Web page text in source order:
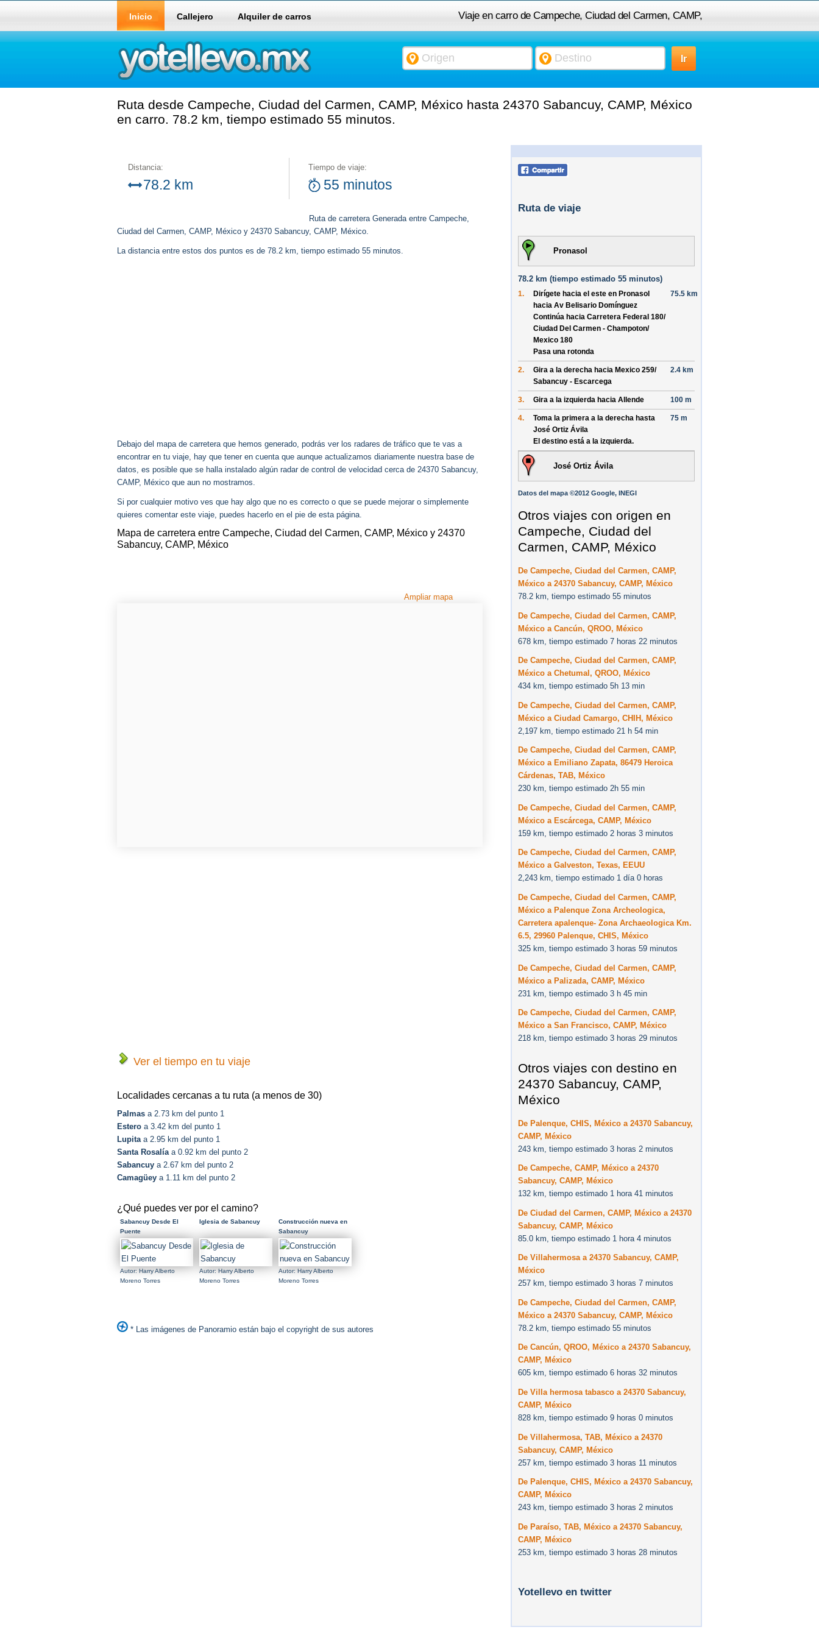
Viaje en carro de Campeche, Ciudad del Carmen, CAMP,
México a 24370 Sabancuy, CAMP, México
Inicio Callejero Alquiler de carros
Ruta desde Campeche, Ciudad del Carmen, CAMP, México hasta 24370 Sabancuy, CAMP, México
en carro. 78.2 km, tiempo estimado 55 minutos.
Distancia:
78.2 km
Tiempo de viaje:
55 minutos
Ruta de carretera Generada entre Campeche,
Ciudad del Carmen, CAMP, México y 24370 Sabancuy, CAMP, México.
La distancia entre estos dos puntos es de 78.2 km, tiempo estimado 55 minutos.
Debajo del mapa de carretera que hemos generado, podrás ver los radares de tráfico que te vas a
encontrar en tu viaje, hay que tener en cuenta que aunque actualizamos diariamente nuestra base de
datos, es posible que se halla instalado algún radar de control de velocidad cerca de 24370 Sabancuy,
CAMP, México que aun no mostramos.
Si por cualquier motivo ves que hay algo que no es correcto o que se puede mejorar o simplemente
quieres comentar este viaje, puedes hacerlo en el pie de esta página.
Mapa de carretera entre Campeche, Ciudad del Carmen, CAMP, México y 24370
Sabancuy, CAMP, México
Ampliar mapa
Ver el tiempo en tu viaje
Localidades cercanas a tu ruta (a menos de 30)
Palmas a 2.73 km del punto 1
Estero a 3.42 km del punto 1
Lupitaa 2.95 km del punto 1
Santa Rosalíaa 0.92 km del punto 2
Sabancuy a 2.67 km del punto 2
Camagüey a 1.11 km del punto 2
¿Qué puedes ver por el camino?
Sabancuy Desde El
Puente
Autor: Harry Alberto
Moreno Torres
Iglesia de Sabancuy
Autor: Harry Alberto
Moreno Torres
Construcción nueva en
Sabancuy
Autor: Harry Alberto
Moreno Torres
* Las imágenes de Panoramio están bajo el copyright de sus autores
Ruta de viaje
Pronasol
78.2 km (tiempo estimado 55 minutos)
1. Dirígete hacia el este en Pronasol
hacia Av Belisario Domínguez
Continúa hacia Carretera Federal 180/
Ciudad Del Carmen - Champoton/
Mexico 180
Pasa una rotonda
75.5 km
2. Gira a la derecha hacia Mexico 259/
Sabancuy - Escarcega
2.4 km
3. Gira a la izquierda hacia Allende 100 m
4.
Toma la primera a la derecha hasta
José Ortiz Ávila
El destino está a la izquierda.
75 m
José Ortiz Ávila
Datos del mapa ©2012 Google, INEGI
Otros viajes con origen en
Campeche, Ciudad del
Carmen, CAMP, México
De Campeche, Ciudad del Carmen, CAMP,
México a 24370 Sabancuy, CAMP, México
78.2 km, tiempo estimado 55 minutos
De Campeche, Ciudad del Carmen, CAMP,
México a Cancún, QROO, México
678 km, tiempo estimado 7 horas 22 minutos
De Campeche, Ciudad del Carmen, CAMP,
México a Chetumal, QROO, México
434 km, tiempo estimado 5h 13 min
De Campeche, Ciudad del Carmen, CAMP,
México a Ciudad Camargo, CHIH, México
2,197 km, tiempo estimado 21 h 54 min
De Campeche, Ciudad del Carmen, CAMP,
México a Emiliano Zapata, 86479 Heroica
Cárdenas, TAB, México
230 km, tiempo estimado 2h 55 min
De Campeche, Ciudad del Carmen, CAMP,
México a Escárcega, CAMP, México
159 km, tiempo estimado 2 horas 3 minutos
De Campeche, Ciudad del Carmen, CAMP,
México a Galveston, Texas, EEUU
2,243 km, tiempo estimado 1 día 0 horas
De Campeche, Ciudad del Carmen, CAMP,
México a Palenque Zona Archeologica,
Carretera apalenque- Zona Archaeologica Km.
6.5, 29960 Palenque, CHIS, México
325 km, tiempo estimado 3 horas 59 minutos
De Campeche, Ciudad del Carmen, CAMP,
México a Palizada, CAMP, México
231 km, tiempo estimado 3 h 45 min
De Campeche, Ciudad del Carmen, CAMP,
México a San Francisco, CAMP, México
218 km, tiempo estimado 3 horas 29 minutos
Otros viajes con destino en
24370 Sabancuy, CAMP,
México
De Palenque, CHIS, México a 24370 Sabancuy,
CAMP, México
243 km, tiempo estimado 3 horas 2 minutos
De Campeche, CAMP, México a 24370
Sabancuy, CAMP, México
132 km, tiempo estimado 1 hora 41 minutos
De Ciudad del Carmen, CAMP, México a 24370
Sabancuy, CAMP, México
85.0 km, tiempo estimado 1 hora 4 minutos
De Villahermosa a 24370 Sabancuy, CAMP,
México
257 km, tiempo estimado 3 horas 7 minutos
De Campeche, Ciudad del Carmen, CAMP,
México a 24370 Sabancuy, CAMP, México
78.2 km, tiempo estimado 55 minutos
De Cancún, QROO, México a 24370 Sabancuy,
CAMP, México
605 km, tiempo estimado 6 horas 32 minutos
De Villa hermosa tabasco a 24370 Sabancuy,
CAMP, México
828 km, tiempo estimado 9 horas 0 minutos
De Villahermosa, TAB, México a 24370
Sabancuy, CAMP, México
257 km, tiempo estimado 3 horas 11 minutos
De Palenque, CHIS, México a 24370 Sabancuy,
CAMP, México
243 km, tiempo estimado 3 horas 2 minutos
De Paraíso, TAB, México a 24370 Sabancuy,
CAMP, México
253 km, tiempo estimado 3 horas 28 minutos
Yotellevo en twitter